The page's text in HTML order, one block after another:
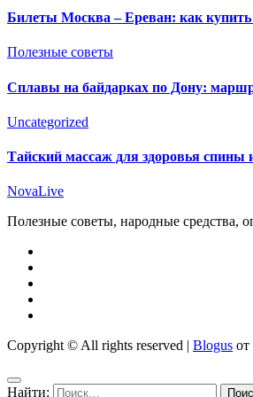
Билеты Москва – Ереван: как
Полезные советы
Сплавы на байдарках по Дону:
Uncategorized
Тайский массаж для здоровья спины
NovaLive
Полезные советы, народные средства,
Copyright © All rights reserved | Blogus от
Найти: